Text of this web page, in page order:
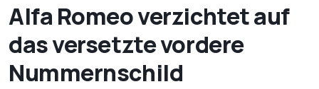
Alfa Romeo verzichtet auf
das versetzte vordere
Nummernschild